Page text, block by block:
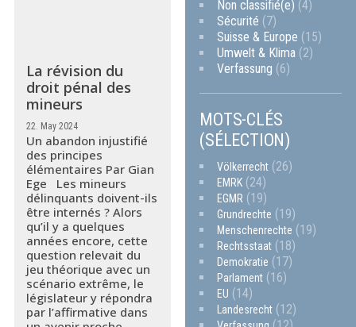
La révision du
droit pénal des
mineurs
22. May 2024
Un abandon injustifié
des principes
élémentaires Par Gian
Ege Les mineurs
délinquants doivent-ils
être internés ? Alors
qu’il y a quelques
années encore, cette
question relevait du
jeu théorique avec un
scénario extrême, le
législateur y répondra
par l’affirmative dans
Non classifié(e) (4)
Sécurité (7)
Suisse & Europe (15)
Umwelt & Klima (2)
Verfassung (6)
MOTS-CLÉS
(SÉLECTION)
Völkerrecht (26)
EMRK (24)
EGMR (19)
Grundrechte (19)
Menschenrechte (19)
Rechtsstaat (18)
Demokratie (17)
Parlament (16)
EU (14)
Landesrecht (12)